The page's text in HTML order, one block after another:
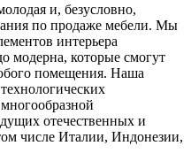
и, безусловно,
по продаже мебели. Мы
интерьера
модерна, которые смогут
помещения. Наша
отечественных и
числе Италии, Индонезии,